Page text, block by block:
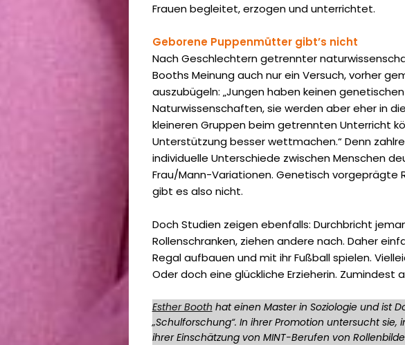
Frauen begleitet, erzogen und unterrichtet.
Geborene Puppenmütter gibt’s nicht
Nach Geschlechtern getrennter
Booths Meinung auch nur ein Versuch, vorher
auszubügeln: „Jungen haben ­keinen
Naturwissenschaften, sie werden aber eher in
kleineren Gruppen beim getrennten Unterricht
Unterstützung besser wettmachen.“ Denn
individuelle Unterschiede zwischen Menschen
Frau/Mann-Variationen. Genetisch vorgeprägte
gibt es also nicht.
Doch Studien zeigen ebenfalls: Durchbricht
Rollenschranken, ziehen andere nach. Daher
Regal aufbauen und mit ihr Fußball spielen.
Oder doch eine glückliche Erzieherin. Zumindest
Esther Booth hat einen Master in Soziologie und ist
„Schulforschung“. In ihrer Promotion untersucht
ihrer Einschätzung von MINT-Berufen von